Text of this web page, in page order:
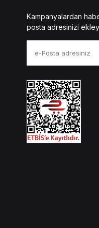
Kampanyalardan
posta adresinizi